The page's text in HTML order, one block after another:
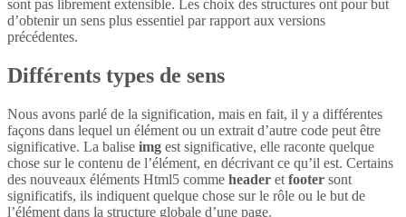
sont pas librement extensible. Les choix des structures ont pour but
d’obtenir un sens plus essentiel par rapport aux versions
précédentes.
Différents types de sens
Nous avons parlé de la signification, mais en fait, il y a différentes
façons dans lequel un élément ou un extrait d’autre code peut être
significative. La balise img est significative, elle raconte quelque
chose sur le contenu de l’élément, en décrivant ce qu’il est. Certains
des nouveaux éléments Html5 comme header et footer sont
significatifs, ils indiquent quelque chose sur le rôle ou le but de
l’élément dans la structure globale d’une page.